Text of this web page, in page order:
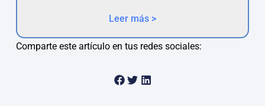
Leer más >
Comparte este artículo en tus redes sociales: